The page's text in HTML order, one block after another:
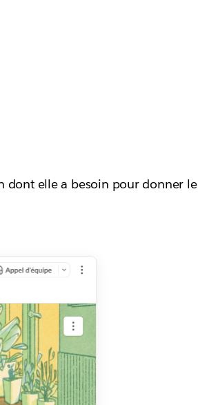
dont elle a besoin pour donner le